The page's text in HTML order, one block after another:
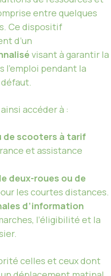
entre quelques
Ce dispositif
d’un
visant à garantir la
l’emploi pendant la
accéder à :
de scooters à tarif
et assistance
deux-roues ou de
les courtes distances.
d’information
l’éligibilité et la
celles et ceux dont